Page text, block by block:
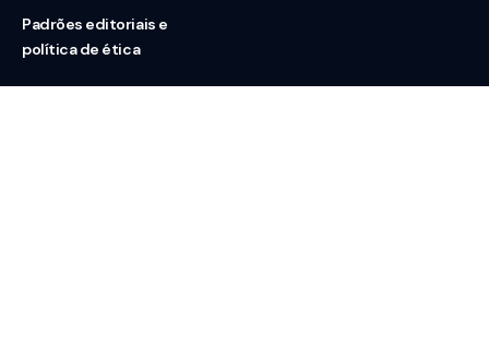
Padrões editoriais e
política de ética